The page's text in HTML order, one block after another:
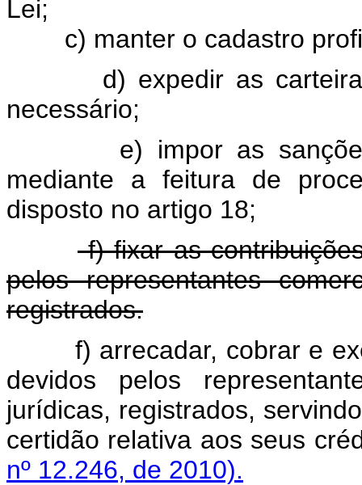
Lei;
c) manter o cadastro
d) expedir as carteiras
necessário;
e) impor as sanções
mediante a feitura de
disposto no artigo 18;
f) fixar as
pelos representantes
registrados.
f) arrecadar, cobrar e
devidos pelos
jurídicas, registrados,
certidão relativa aos
nº 12.246, de 2010).